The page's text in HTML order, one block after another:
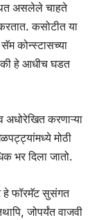
असलेले चाहते
कसोटीत या
कोन्स्टासच्या
की हे आधीच घडत
अधोरेखित करणाऱ्या
मोठी
भर दिला जातो.
हे फॉरमॅट सुसंगत
जोपर्यंत वाजवी